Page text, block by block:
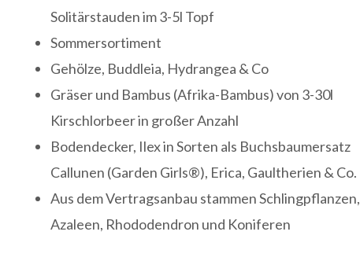
Solitärstauden im 3-5l Topf
Sommersortiment
Gehölze, Buddleia, Hydrangea & Co
Gräser und Bambus (Afrika-Bambus) von 3-30l
Kirschlorbeer in großer Anzahl
Bodendecker, Ilex in Sorten als Buchsbaumersatz
Callunen (Garden Girls®), Erica, Gaultherien & Co.
Aus dem Vertragsanbau stammen Schlingpflanzen,
Azaleen, Rhododendron und Koniferen